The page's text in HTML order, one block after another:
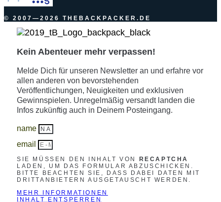
© 2007—2026 THEBACKPACKER.DE
Kein Abenteuer mehr verpassen!
Melde Dich für unseren Newsletter an und erfahre vor
allen anderen von bevorstehenden
Veröffentlichungen, Neuigkeiten und exklusiven
Gewinnspielen. Unregelmäßig versandt landen die
Infos zukünftig auch in Deinem Posteingang.
name
email
SIE MÜSSEN DEN INHALT VON RECAPTCHA
LADEN, UM DAS FORMULAR ABZUSCHICKEN.
BITTE BEACHTEN SIE, DASS DABEI DATEN MIT
DRITTANBIETERN AUSGETAUSCHT WERDEN.
MEHR INFORMATIONEN
INHALT ENTSPERREN